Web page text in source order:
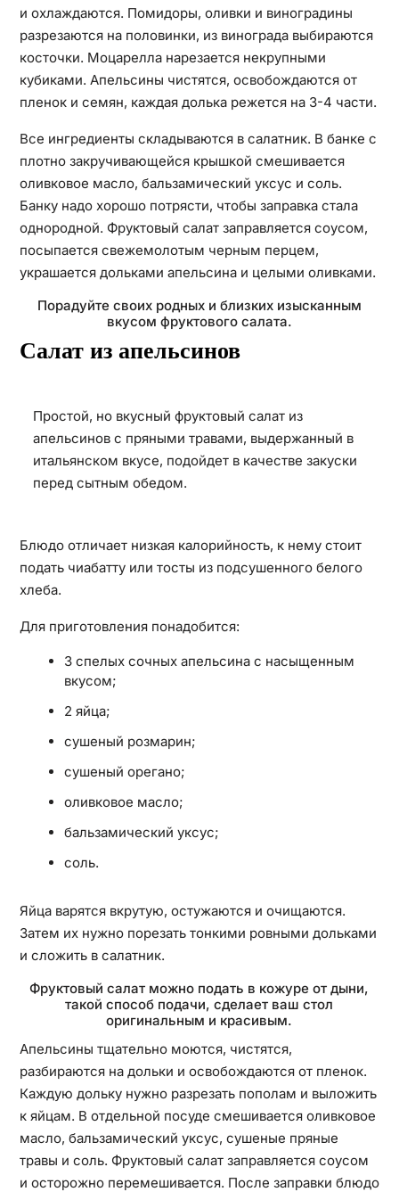
и охлаждаются. Помидоры, оливки и виноградины
разрезаются на половинки, из винограда выбираются
косточки. Моцарелла нарезается некрупными
кубиками. Апельсины чистятся, освобождаются от
пленок и семян, каждая долька режется на 3-4 части.
Все ингредиенты складываются в салатник. В банке с
плотно закручивающейся крышкой смешивается
оливковое масло, бальзамический уксус и соль.
Банку надо хорошо потрясти, чтобы заправка стала
однородной. Фруктовый салат заправляется соусом,
посыпается свежемолотым черным перцем,
украшается дольками апельсина и целыми оливками.
Порадуйте своих родных и близких изысканным
вкусом фруктового салата.
Салат из апельсинов
Простой, но вкусный фруктовый салат из
апельсинов с пряными травами, выдержанный в
итальянском вкусе, подойдет в качестве закуски
перед сытным обедом.
Блюдо отличает низкая калорийность, к нему стоит
подать чиабатту или тосты из подсушенного белого
хлеба.
Для приготовления понадобится:
3 спелых сочных апельсина с насыщенным
вкусом;
2 яйца;
сушеный розмарин;
сушеный орегано;
оливковое масло;
бальзамический уксус;
соль.
Яйца варятся вкрутую, остужаются и очищаются.
Затем их нужно порезать тонкими ровными дольками
и сложить в салатник.
Фруктовый салат можно подать в кожуре от дыни,
такой способ подачи, сделает ваш стол
оригинальным и красивым.
Апельсины тщательно моются, чистятся,
разбираются на дольки и освобождаются от пленок.
Каждую дольку нужно разрезать пополам и выложить
к яйцам. В отдельной посуде смешивается оливковое
масло, бальзамический уксус, сушеные пряные
травы и соль. Фруктовый салат заправляется соусом
и осторожно перемешивается. После заправки блюдо